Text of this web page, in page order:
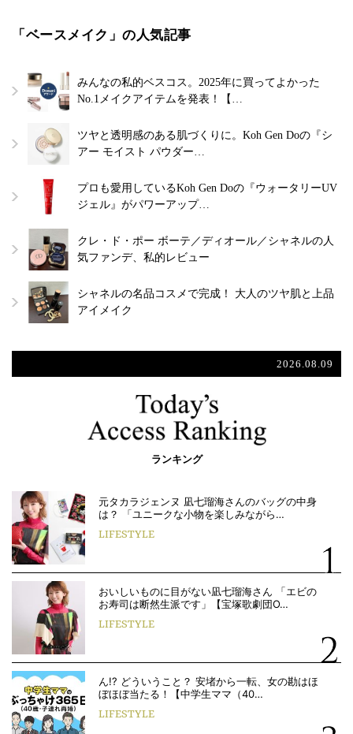
「ベースメイク」の人気記事
みんなの私的ベスコス。2025年に買ってよかった
No.1メイクアイテムを発表！【…
ツヤと透明感のある肌づくりに。Koh Gen Doの『シ
アー モイスト パウダー…
プロも愛用しているKoh Gen Doの『ウォータリーUV
ジェル』がパワーアップ…
クレ・ド・ポー ボーテ／ディオール／シャネルの人
気ファンデ、私的レビュー
シャネルの名品コスメで完成！ 大人のツヤ肌と上品
アイメイク
2026.08.09
ランキング
元タカラジェンヌ 凪七瑠海さんのバッグの中身
は？ 「ユニークな小物を楽しみながら…
LIFESTYLE
おいしいものに目がない凪七瑠海さん 「エビの
お寿司は断然生派です」【宝塚歌劇団O…
LIFESTYLE
ん!? どういうこと？ 安堵から一転、女の勘はほ
ぼほぼ当たる！【中学生ママ（40…
LIFESTYLE